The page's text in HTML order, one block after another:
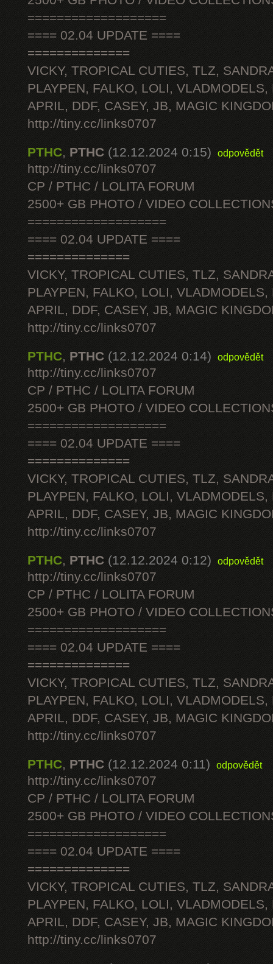
===================
==== 02.04 UPDATE ====
==============
VICKY, TROPICAL CUTIES, TLZ,
PLAYPEN, FALKO, LOLI, VLADMODELS,
APRIL, DDF, CASEY, JB, MAGIC
http://tiny.cc/links0707
PTHC, PTHC (12.12.2024 0:15) odpovědět
http://tiny.cc/links0707
CP / PTHC / LOLITA FORUM
2500+ GB PHOTO / VIDEO
===================
==== 02.04 UPDATE ====
==============
VICKY, TROPICAL CUTIES, TLZ,
PLAYPEN, FALKO, LOLI, VLADMODELS,
APRIL, DDF, CASEY, JB, MAGIC
http://tiny.cc/links0707
PTHC, PTHC (12.12.2024 0:14) odpovědět
http://tiny.cc/links0707
CP / PTHC / LOLITA FORUM
2500+ GB PHOTO / VIDEO
===================
==== 02.04 UPDATE ====
==============
VICKY, TROPICAL CUTIES, TLZ,
PLAYPEN, FALKO, LOLI, VLADMODELS,
APRIL, DDF, CASEY, JB, MAGIC
http://tiny.cc/links0707
PTHC, PTHC (12.12.2024 0:12) odpovědět
http://tiny.cc/links0707
CP / PTHC / LOLITA FORUM
2500+ GB PHOTO / VIDEO
===================
==== 02.04 UPDATE ====
==============
VICKY, TROPICAL CUTIES, TLZ,
PLAYPEN, FALKO, LOLI, VLADMODELS,
APRIL, DDF, CASEY, JB, MAGIC
http://tiny.cc/links0707
PTHC, PTHC (12.12.2024 0:11) odpovědět
http://tiny.cc/links0707
CP / PTHC / LOLITA FORUM
2500+ GB PHOTO / VIDEO
===================
==== 02.04 UPDATE ====
==============
VICKY, TROPICAL CUTIES, TLZ,
PLAYPEN, FALKO, LOLI, VLADMODELS,
APRIL, DDF, CASEY, JB, MAGIC
http://tiny.cc/links0707